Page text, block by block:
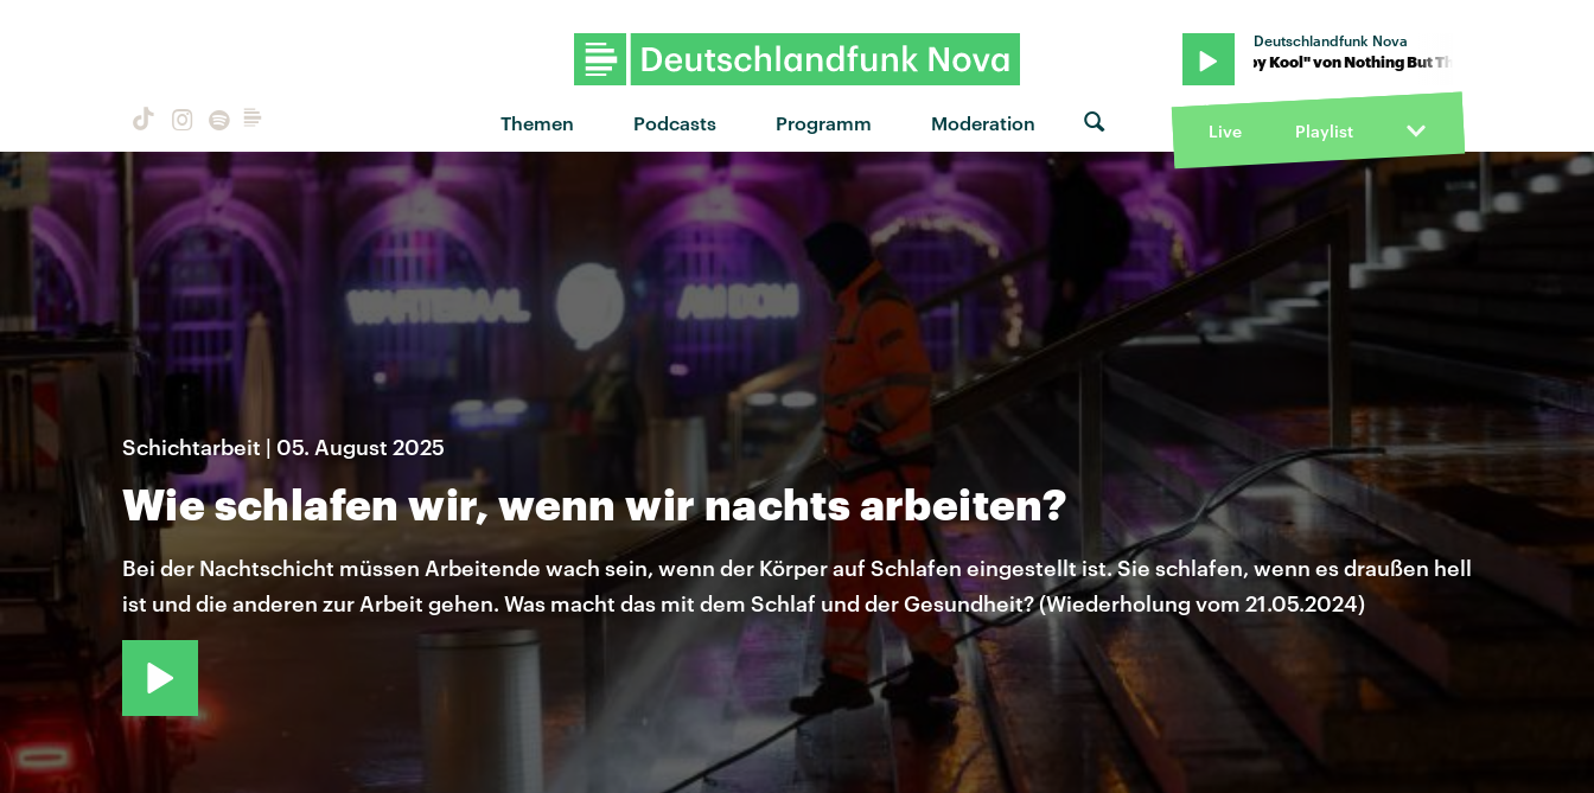
Themen Podcasts Programm Moderation
Deutschlandfunk Nova
"Baby Kool" von Nothing But Thieves · "Baby Kool" von Nothing But Thieves · "Baby Kool" von
Live Playlist
Schichtarbeit | 05. August 2025
Wie schlafen wir, wenn wir nachts arbeiten?
Bei der Nachtschicht müssen Arbeitende wach sein, wenn der Körper auf Schlafen eingestellt ist. Sie schlafen, wenn es draußen hell
ist und die anderen zur Arbeit gehen. Was macht das mit dem Schlaf und der Gesundheit? (Wiederholung vom 21.05.2024)